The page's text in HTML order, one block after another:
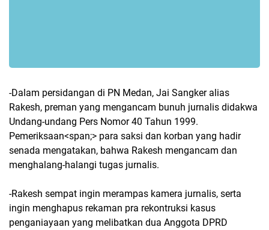
-Dalam persidangan di PN Medan, Jai Sangker alias
Rakesh, preman yang mengancam bunuh jurnalis didakwa
Undang-undang Pers Nomor 40 Tahun 1999.
Pemeriksaan<span;> para saksi dan korban yang hadir
senada mengatakan, bahwa Rakesh mengancam dan
menghalang-halangi tugas jurnalis.
-Rakesh sempat ingin merampas kamera jurnalis, serta
ingin menghapus rekaman pra rekontruksi kasus
penganiayaan yang melibatkan dua Anggota DPRD